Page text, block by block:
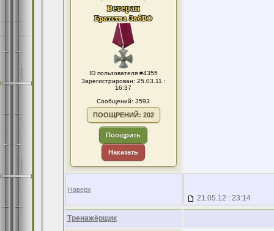
ID пользователя #4355
Зарегистрирован: 25.03.11 :
16:37
Сообщений: 3593
ПООЩРЕНИЙ: 202
Поощрить
Наказать
Наверх
21.05.12 : 23:14
Тренажёрщик